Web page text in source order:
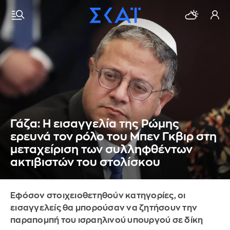
Γάζα: Η εισαγγελία της Ρώμης
ερευνά τον ρόλο του Μπεν Γκβιρ στη
μεταχείριση των συλληφθέντων
ακτιβιστών του στολίσκου
Εφόσον στοιχειοθετηθούν κατηγορίες, οι
εισαγγελείς θα μπορούσαν να ζητήσουν την
παραπομπή του ισραηλινού υπουργού σε δίκη